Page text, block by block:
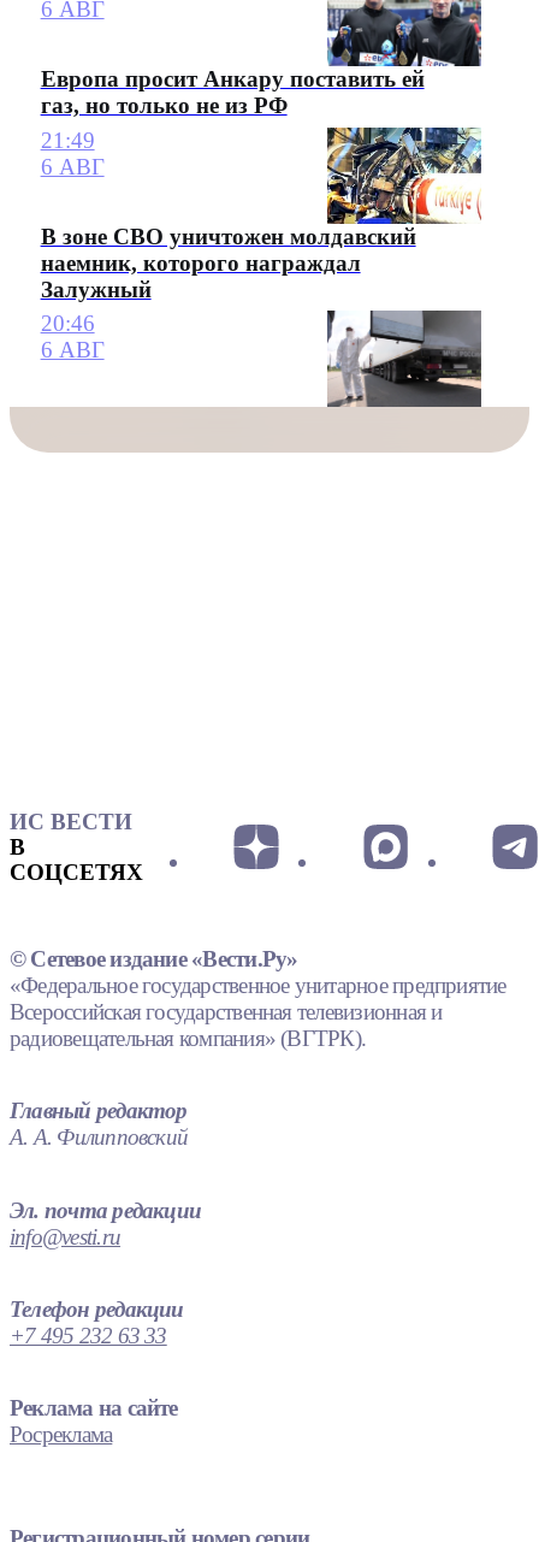
6 АВГ
Европа просит Анкару поставить ей
газ, но только не из РФ
21:49
6 АВГ
В зоне СВО уничтожен молдавский
наемник, которого награждал
Залужный
20:46
6 АВГ
ИС ВЕСТИ
В
СОЦСЕТЯХ
© Сетевое издание «Вести.Ру»
«Федеральное государственное унитарное предприятие
Всероссийская государственная телевизионная и
радиовещательная компания» (ВГТРК).
Главный редактор
А. А. Филипповский
Эл. почта редакции
info@vesti.ru
Телефон редакции
+7 495 232 63 33
Реклама на сайте
Росреклама